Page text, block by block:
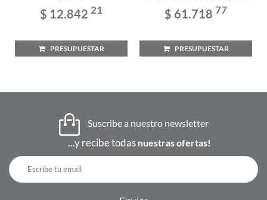
$ 12.842 21
PRESUPUESTAR
$ 61.718 77
PRESUPUESTAR
Suscribe a nuestro newsletter
...y recibe todas nuestras ofertas!